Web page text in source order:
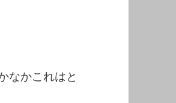
なかこれはと